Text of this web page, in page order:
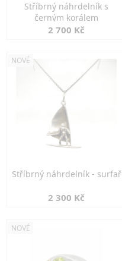
Stříbrný náhrdelník s
černým korálem
2 700 Kč
NOVÉ
Stříbrný náhrdelník - surfař
2 300 Kč
NOVÉ